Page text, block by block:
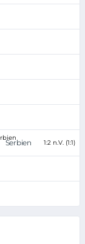
Serbien 1:2 n.V. (1:1)